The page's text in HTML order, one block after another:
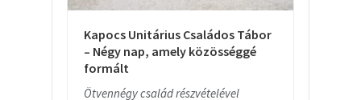
Kapocs Unitárius Családos Tábor
– Négy nap, amely közösséggé
formált
Ötvennégy család részvételével